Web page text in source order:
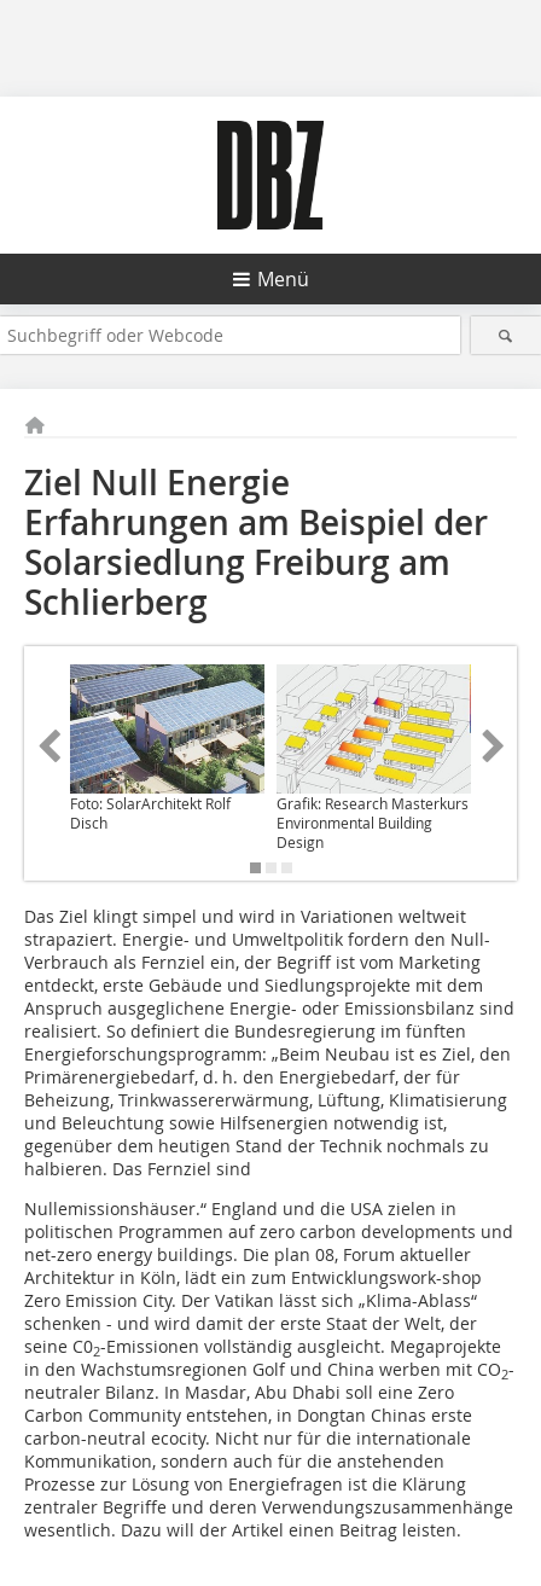
Menü
Ziel Null Energie
Erfahrungen am Beispiel der
Solarsiedlung Freiburg am
Schlierberg
Foto: SolarArchitekt Rolf
Disch
Grafik: Research Masterkurs
Environmental Building
Design
Das Ziel klingt simpel und wird in Variationen weltweit
strapaziert. Energie- und Umweltpolitik fordern den Null-
Verbrauch als Fernziel ein, der Begriff ist vom Marketing
entdeckt, erste Gebäude und Siedlungsprojekte mit dem
Anspruch ausgeglichene Energie- oder Emissionsbilanz sind
realisiert. So definiert die Bundesregierung im fünften
Energieforschungsprogramm: „Beim Neubau ist es Ziel, den
Primärenergiebedarf, d. h. den Energiebedarf, der für
Beheizung, Trinkwassererwärmung, Lüftung, Klimatisierung
und Beleuchtung sowie Hilfsenergien notwendig ist,
gegenüber dem heutigen Stand der Technik nochmals zu
halbieren. Das Fernziel sind
Nullemissionshäuser.“ England und die USA zielen in
politischen Programmen auf zero carbon developments und
net-zero energy buildings. Die plan 08, Forum aktueller
Architektur in Köln, lädt ein zum Entwicklungswork-shop
Zero Emission City. Der Vatikan lässt sich „Klima-Ablass“
schenken - und wird damit der erste Staat der Welt, der
seine C02-Emissionen vollständig ausgleicht. Megaprojekte
in den Wachstumsregionen Golf und China werben mit CO2-
neutraler Bilanz. In Masdar, Abu Dhabi soll eine Zero
Carbon Community entstehen, in Dongtan Chinas erste
carbon-neutral ecocity. Nicht nur für die internationale
Kommunikation, sondern auch für die anstehenden
Prozesse zur Lösung von Energiefragen ist die Klärung
zentraler Begriffe und deren Verwendungszusammenhänge
wesentlich. Dazu will der Artikel einen Beitrag leisten.